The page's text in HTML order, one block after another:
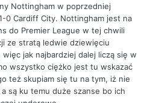
Nottingham w poprzedniej
0 Cardiff City. Nottingham jest na
do Premier League w tej chwili
ze stratą ledwie dziewięciu
jak najbardziej dalej liczą się w
wszystko ciężko jest tu wskazać
też skupiam się tu na tym, iż nie
są ku temu duże szanse bo ich